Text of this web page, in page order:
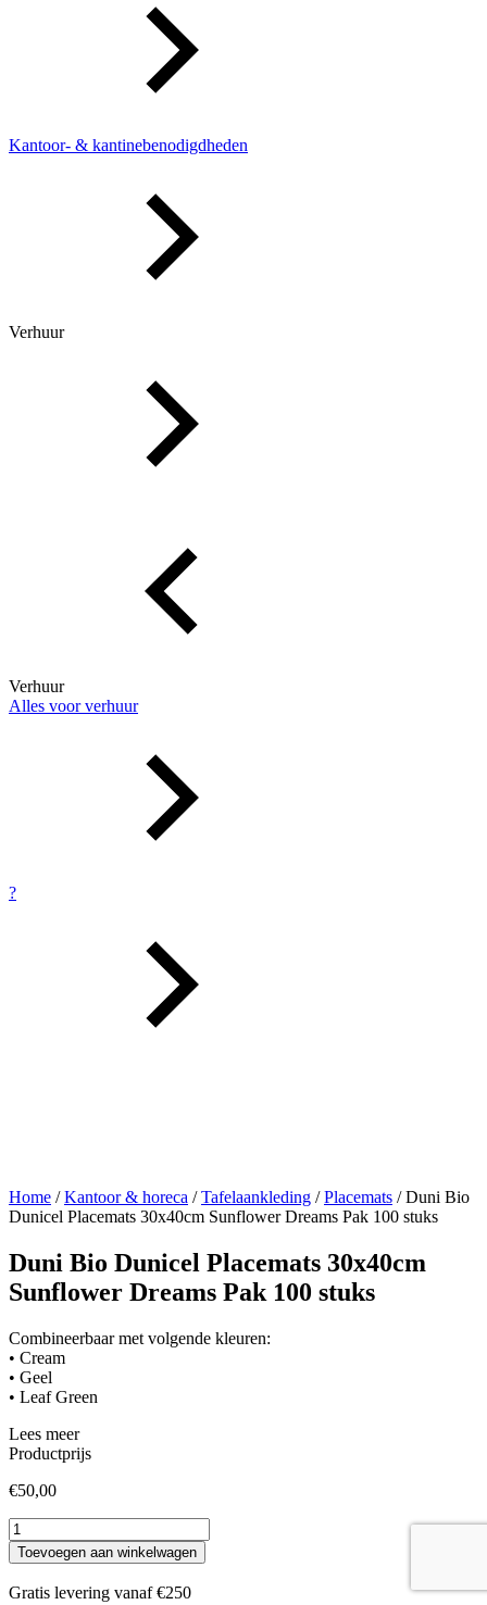
Kantoor- & kantinebenodigdheden
Verhuur
Verhuur
Alles voor verhuur
?
Home /Kantoor & horeca /Tafelaankleding /Placemats / Duni Bio
Dunicel Placemats 30x40cm Sunflower Dreams Pak 100 stuks
Duni Bio Dunicel Placemats 30x40cm
Sunflower Dreams Pak 100 stuks
Combineerbaar met volgende kleuren:
• Cream
• Geel
• Leaf Green
Lees meer
Productprijs
€50,00
Duni
Bio
Dunicel
Placemats
Toevoegen aan winkelwagen
Gratis levering vanaf €250